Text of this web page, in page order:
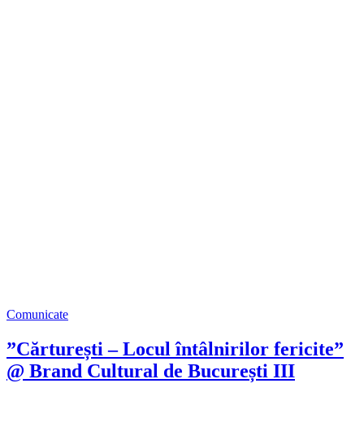
Comunicate
”Cărturești – Locul întâlnirilor fericite”
@ Brand Cultural de București III